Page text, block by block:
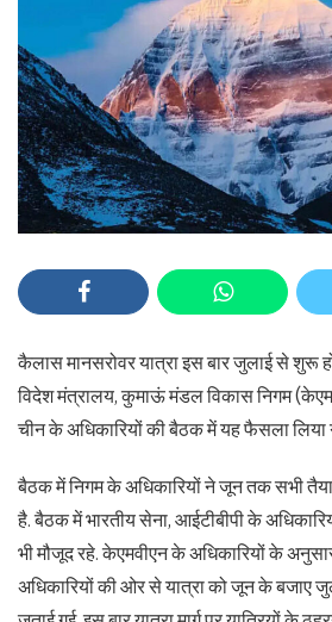
कैलास मानसरोवर यात्रा इस बार जुलाई से शुरू
विदेश मंत्रालय, कुमाऊं मंडल विकास निगम
चीन के अधिकारियों की बैठक में यह फैसला लिया
बैठक में निगम के अधिकारियों ने जून तक सभी
है. बैठक में भारतीय सेना, आईटीबीपी के
भी मौजूद रहे. केएमवीएन के अधिकारियों के
अधिकारियों की ओर से यात्रा को जून के बजाए